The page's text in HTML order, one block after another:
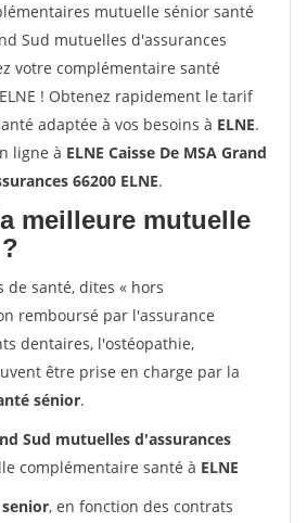
mutuelle sénior santé
Sud mutuelles d'assurances
votre complémentaire santé
! Obtenez rapidement le tarif
adaptée à vos besoins à ELNE.
ligne à ELNE Caisse De MSA Grand
66200 ELNE.
meilleure mutuelle
de santé, dites « hors
remboursé par l'assurance
dentaires, l'ostéopathie,
être prise en charge par la
sénior.
Sud mutuelles d'assurances
complémentaire santé à ELNE
, en fonction des contrats